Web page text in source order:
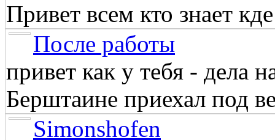
Привет всем кто знает
После работы
привет как у тебя - дела
Берштаине приехал под
Simonshofen